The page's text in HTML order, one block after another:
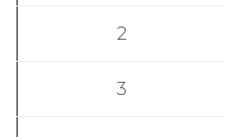
2
3